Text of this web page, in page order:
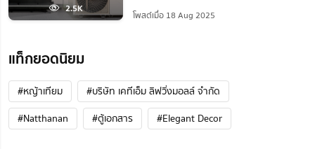
2.5K
โพสต์เมื่อ 18 Aug 2025
แท็กยอดนิยม
#หญ้าเทียม
#บริษัท เคทีเอ็ม ลิฟวิ่งมอลล์ จำกัด
#Natthanan
#ตู้เอกสาร #Elegant Decor